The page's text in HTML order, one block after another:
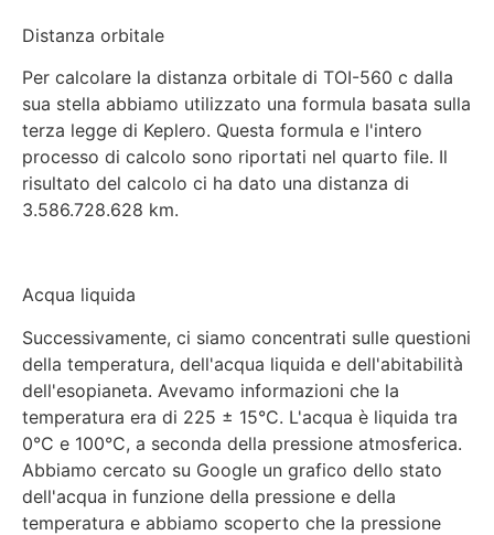
Distanza orbitale
Per calcolare la distanza orbitale di TOI-560 c dalla
sua stella abbiamo utilizzato una formula basata sulla
terza legge di Keplero. Questa formula e l'intero
processo di calcolo sono riportati nel quarto file. Il
risultato del calcolo ci ha dato una distanza di
3.586.728.628 km.
Acqua liquida
Successivamente, ci siamo concentrati sulle questioni
della temperatura, dell'acqua liquida e dell'abitabilità
dell'esopianeta. Avevamo informazioni che la
temperatura era di 225 ± 15°C. L'acqua è liquida tra
0°C e 100°C, a seconda della pressione atmosferica.
Abbiamo cercato su Google un grafico dello stato
dell'acqua in funzione della pressione e della
temperatura e abbiamo scoperto che la pressione